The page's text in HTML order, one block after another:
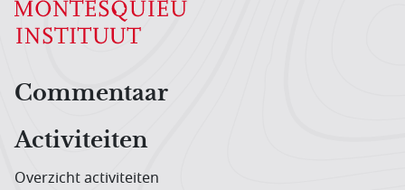
Hoofdnavigatiemenu
Commentaar
Activiteiten
Overzicht activiteiten